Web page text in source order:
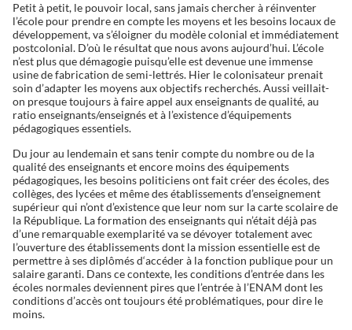
Petit à petit, le pouvoir local, sans jamais chercher à réinventer
l’école pour prendre en compte les moyens et les besoins locaux de
développement, va s’éloigner du modèle colonial et immédiatement
postcolonial. D’où le résultat que nous avons aujourd’hui. L’école
n’est plus que démagogie puisqu’elle est devenue une immense
usine de fabrication de semi-lettrés. Hier le colonisateur prenait
soin d’adapter les moyens aux objectifs recherchés. Aussi veillait-
on presque toujours à faire appel aux enseignants de qualité, au
ratio enseignants/enseignés et à l’existence d’équipements
pédagogiques essentiels.
Du jour au lendemain et sans tenir compte du nombre ou de la
qualité des enseignants et encore moins des équipements
pédagogiques, les besoins politiciens ont fait créer des écoles, des
collèges, des lycées et même des établissements d’enseignement
supérieur qui n’ont d’existence que leur nom sur la carte scolaire de
la République. La formation des enseignants qui n’était déjà pas
d’une remarquable exemplarité va se dévoyer totalement avec
l’ouverture des établissements dont la mission essentielle est de
permettre à ses diplômés d‘accéder à la fonction publique pour un
salaire garanti. Dans ce contexte, les conditions d’entrée dans les
écoles normales deviennent pires que l’entrée à l’ENAM dont les
conditions d’accès ont toujours été problématiques, pour dire le
moins.